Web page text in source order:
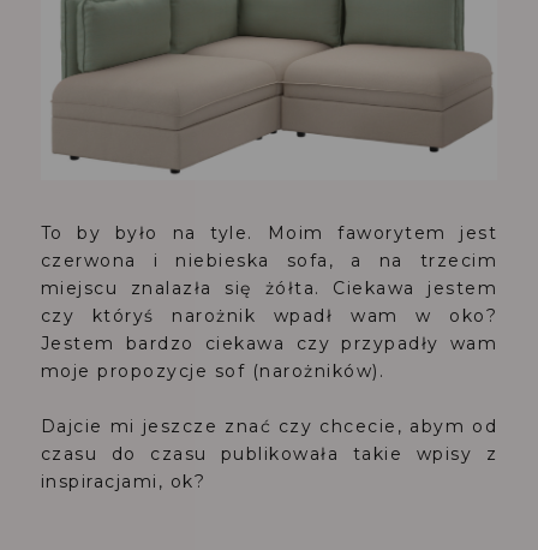
To by było na tyle. Moim faworytem jest
czerwona i niebieska sofa, a na trzecim
miejscu znalazła się żółta. Ciekawa jestem
czy któryś narożnik wpadł wam w oko?
Jestem bardzo ciekawa czy przypadły wam
moje propozycje sof (narożników).
Dajcie mi jeszcze znać czy chcecie, abym od
czasu do czasu publikowała takie wpisy z
inspiracjami, ok?